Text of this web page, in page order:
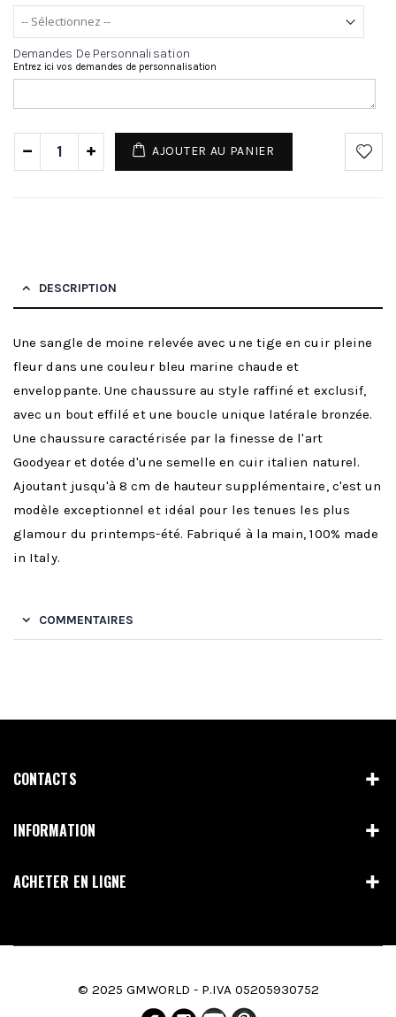
Demandes De Personnalisation
Entrez ici vos demandes de personnalisation
AJOUTER AU PANIER
DESCRIPTION
Une sangle de moine relevée avec une tige en cuir pleine
fleur dans une couleur bleu marine chaude et
enveloppante. Une chaussure au style raffiné et exclusif,
avec un bout effilé et une boucle unique latérale bronzée.
Une chaussure caractérisée par la finesse de l'art
Goodyear et dotée d'une semelle en cuir italien naturel.
Ajoutant jusqu'à 8 cm de hauteur supplémentaire, c'est un
modèle exceptionnel et idéal pour les tenues les plus
glamour du printemps-été. Fabriqué à la main, 100% made
in Italy.
COMMENTAIRES
CONTACTS
INFORMATION
ACHETER EN LIGNE
© 2025 GMWORLD - P.IVA 05205930752